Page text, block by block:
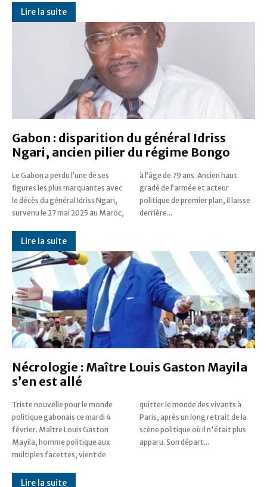
Lire la suite
Gabon : disparition du général Idriss
Ngari, ancien pilier du régime Bongo
Le Gabon a perdu l’une de ses
figures les plus marquantes avec
le décès du général Idriss Ngari,
survenu le 27 mai 2025 au Maroc,
à l’âge de 79 ans. Ancien haut
gradé de l’armée et acteur
politique de premier plan, il laisse
derrière...
Lire la suite
Nécrologie : Maître Louis Gaston Mayila
s’en est allé
Triste nouvelle pour le monde
politique gabonais ce mardi 4
février. Maître Louis Gaston
Mayila, homme politique aux
multiples facettes, vient de
quitter le monde des vivants à
Paris, après un long retrait de la
scène politique où il n'était plus
apparu. Son départ...
Lire la suite